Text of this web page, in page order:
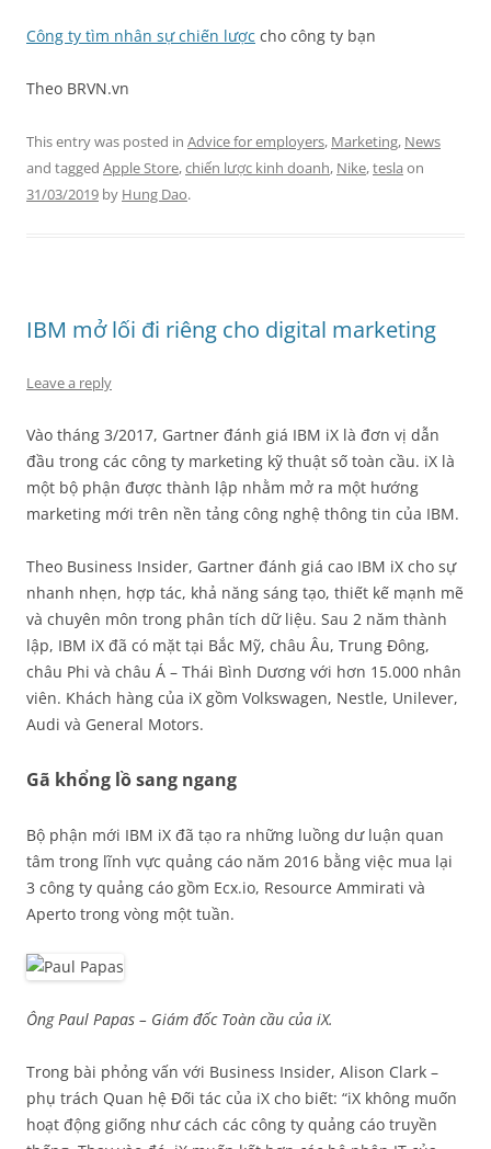
Công ty tìm nhân sự chiến lược cho công ty bạn
Theo BRVN.vn
This entry was posted in Advice for employers, Marketing, News
and tagged Apple Store,chiến lược kinh doanh, Nike,tesla on
31/03/2019 by Hung Dao.
IBM mở lối đi riêng cho digital marketing
Leave a reply
Vào tháng 3/2017, Gartner đánh giá IBM iX là đơn vị dẫn
đầu trong các công ty marketing kỹ thuật số toàn cầu. iX là
một bộ phận được thành lập nhằm mở ra một hướng
marketing mới trên nền tảng công nghệ thông tin của IBM.
Theo Business Insider, Gartner đánh giá cao IBM iX cho sự
nhanh nhẹn, hợp tác, khả năng sáng tạo, thiết kế mạnh mẽ
và chuyên môn trong phân tích dữ liệu. Sau 2 năm thành
lập, IBM iX đã có mặt tại Bắc Mỹ, châu Âu, Trung Đông,
châu Phi và châu Á – Thái Bình Dương với hơn 15.000 nhân
viên. Khách hàng của iX gồm Volkswagen, Nestle, Unilever,
Audi và General Motors.
Gã khổng lồ sang ngang
Bộ phận mới IBM iX đã tạo ra những luồng dư luận quan
tâm trong lĩnh vực quảng cáo năm 2016 bằng việc mua lại
3 công ty quảng cáo gồm Ecx.io, Resource Ammirati và
Aperto trong vòng một tuần.
Ông Paul Papas – Giám đốc Toàn cầu của iX.
Trong bài phỏng vấn với Business Insider, Alison Clark –
phụ trách Quan hệ Đối tác của iX cho biết: “iX không muốn
hoạt động giống như cách các công ty quảng cáo truyền